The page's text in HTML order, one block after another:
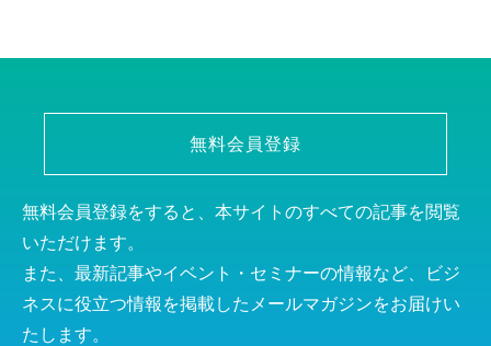
無料会員登録
無料会員登録をすると、本サイトのすべての記事を閲覧
いただけます。
また、最新記事やイベント・セミナーの情報など、ビジ
ネスに役立つ情報を掲載したメールマガジンをお届けい
たします。